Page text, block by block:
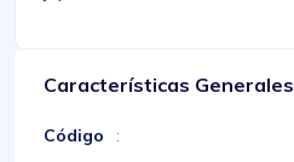
Características Generales
Código :